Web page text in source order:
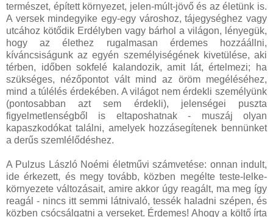
természet, épített környezet, jelen-múlt-jövő és az életünk is.
A versek mindegyike egy-egy városhoz, tájegységhez vagy
utcához kötődik Erdélyben vagy bárhol a világon, lényegük,
hogy az élethez rugalmasan érdemes hozzáállni,
kíváncsiságunk az egyén személyiségének kivetülése, aki
térben, időben sokfelé kalandozik, amit lát, értelmezi; ha
szükséges, nézőpontot vált mind az öröm megéléséhez,
mind a túlélés érdekében. A világot nem érdekli személyünk
(pontosabban azt sem érdekli), jelenségei puszta
figyelmetlenségből is eltaposhatnak - muszáj olyan
kapaszkodókat találni, amelyek hozzásegítenek bennünket
a derűs szemlélődéshez.
A Pulzus László Noémi életművi számvetése: onnan indult,
ide érkezett, és megy tovább, közben megélte teste-lelke-
környezete változásait, amire akkor úgy reagált, ma meg így
reagál - nincs itt semmi látnivaló, tessék haladni szépen, és
közben csócsálgatni a verseket. Érdemes! Ahogy a költő írta